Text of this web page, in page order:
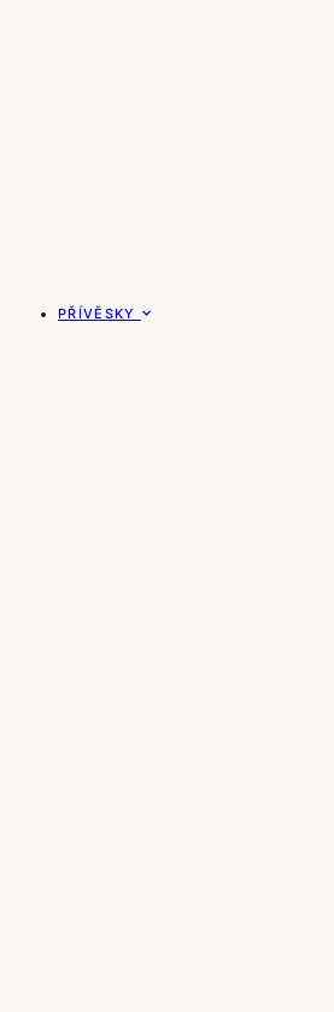
PŘÍVĚSKY